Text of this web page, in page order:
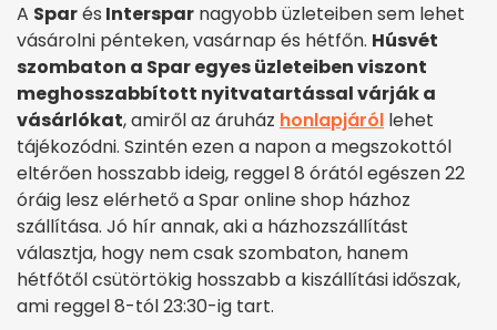
A Sparés Interspar nagyobb üzleteiben sem lehet
vásárolni pénteken, vasárnap és hétfőn. Húsvét
szombaton a Spar egyes üzleteiben viszont
meghosszabbított nyitvatartással várják a
vásárlókat, amiről az áruház honlapjáról lehet
tájékozódni. Szintén ezen a napon a megszokottól
eltérően hosszabb ideig, reggel 8 órától egészen 22
óráig lesz elérhető a Spar online shop házhoz
szállítása. Jó hír annak, aki a házhozszállítást
választja, hogy nem csak szombaton, hanem
hétfőtől csütörtökig hosszabb a kiszállítási időszak,
ami reggel 8-tól 23:30-ig tart.